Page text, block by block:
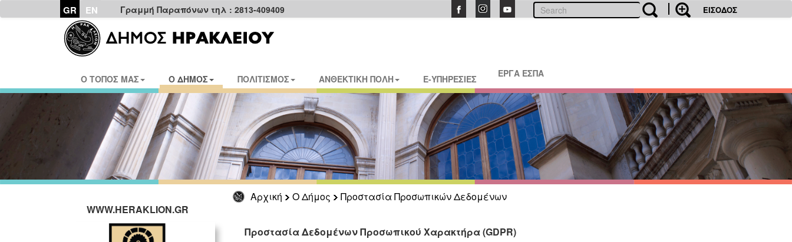
GR EN Γραμμή Παραπόνων τηλ : 2813-409409 ΕΙΣΟΔΟΣ
Ο ΤΟΠΟΣ ΜΑΣ Ο ΔΗΜΟΣ ΠΟΛΙΤΙΣΜΟΣ ΑΝΘΕΚΤΙΚΗ ΠΟΛΗ E-ΥΠΗΡΕΣΙΕΣ ΕΡΓΑ ΕΣΠΑ
Αρχική Ο Δήμος
Προστασία Προσωπικών Δεδομένων
WWW.HERAKLION.GR
Προστασία Δεδομένων Προσωπικού Χαρακτήρα (GDPR)